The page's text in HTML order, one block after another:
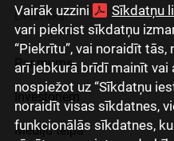
Vairāk uzzini
Sīkdatņu
vari piekrist sīkdatņu
“Piekrītu”, vai noraidīt tās,
arī jebkurā brīdī mainīt vai
nospiežot uz “Sīkdatņu
noraidīt visas sīkdatnes,
funkcionālās sīkdatnes,
Lietuviškai
Par mums
Investoriem
Mediju telpa